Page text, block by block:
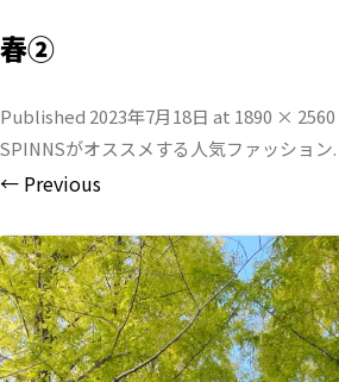
春②
Published 2023年7月18日 at 1890 × 2560
SPINNSがオススメする人気ファッション.
← Previous